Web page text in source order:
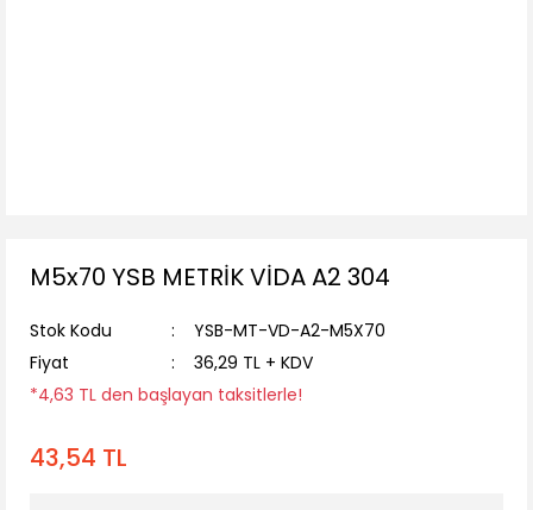
M5x70 YSB METRİK VİDA A2 304
Stok Kodu
YSB-MT-VD-A2-M5X70
Fiyat
36,29 TL + KDV
*4,63 TL den başlayan taksitlerle!
43,54 TL